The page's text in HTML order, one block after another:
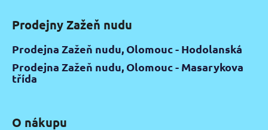
Prodejny Zažeň nudu
Prodejna Zažeň nudu, Olomouc - Hodolanská
Prodejna Zažeň nudu, Olomouc - Masarykova
třída
O nákupu